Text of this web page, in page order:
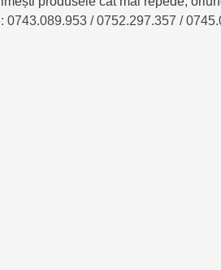
0743.089.953 / 0752.297.357 /